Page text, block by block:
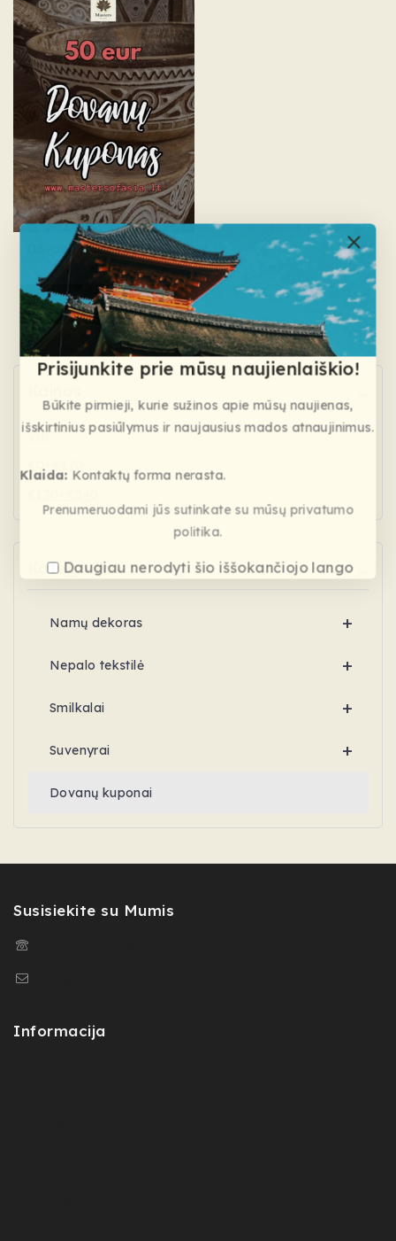
Dovanų Kuponas 50 Eur
€50
Į KREPŠELĮ
Visi
0–
Kategorijos
+
Namų dekoras
+
Nepalo tekstilė
+
Smilkalai
+
Suvenyrai
Dovanų kuponai
Susisiekite su Mumis
Informacija
Prisijunkite prie mūsų naujienlaiškio!
Būkite pirmieji, kurie sužinos apie mūsų naujienas,
išskirtinius pasiūlymus ir naujausius mados atnaujinimus.
Klaida: Kontaktų forma nerasta.
Prenumeruodami jūs sutinkate su mūsų privatumo
politika.
Daugiau nerodyti šio iššokančiojo lango